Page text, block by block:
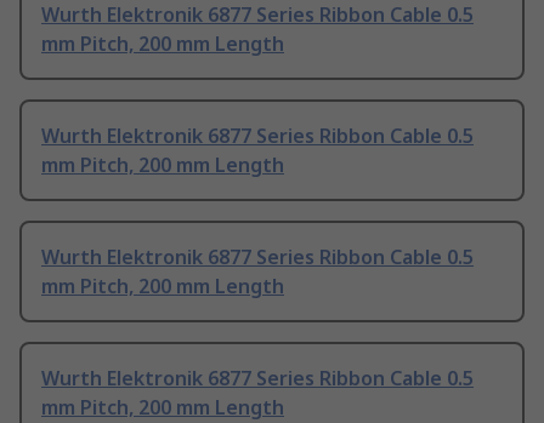
Wurth Elektronik 6877 Series Ribbon Cable 0.5
mm Pitch, 200 mm Length
Wurth Elektronik 6877 Series Ribbon Cable 0.5
mm Pitch, 200 mm Length
Wurth Elektronik 6877 Series Ribbon Cable 0.5
mm Pitch, 200 mm Length
Wurth Elektronik 6877 Series Ribbon Cable 0.5
mm Pitch, 200 mm Length